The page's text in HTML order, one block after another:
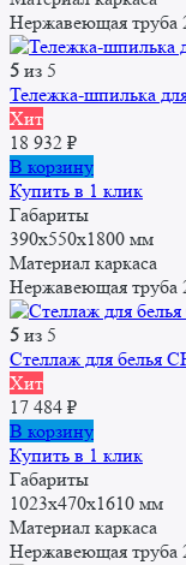
Нержавеющая труба
5 из 5
Тележка-шпилька
Хит
18 932 ₽
В корзину
Купить в 1 клик
Габариты
390x550x1800 мм
Материал каркаса
Нержавеющая труба
5 из 5
Стеллаж для белья
Хит
17 484 ₽
В корзину
Купить в 1 клик
Габариты
1023х470х1610 мм
Материал каркаса
Нержавеющая труба